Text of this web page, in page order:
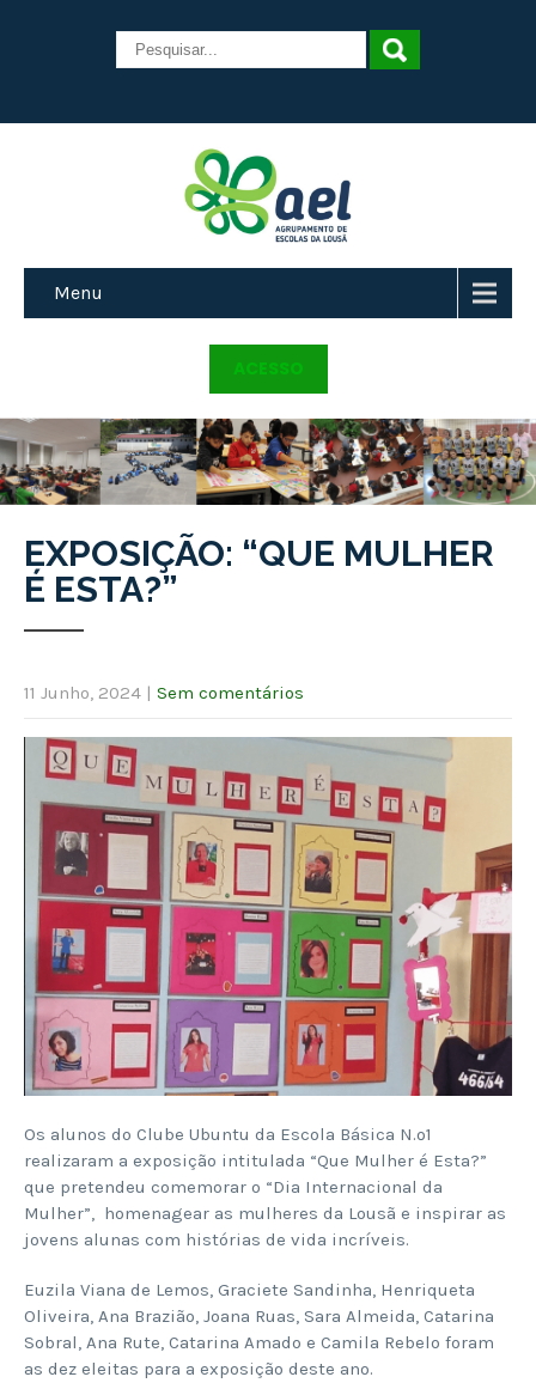
Menu
ACESSO
EXPOSIÇÃO: “QUE MULHER
É ESTA?”
11 Junho, 2024 | Sem comentários
Os alunos do Clube Ubuntu da Escola Básica N.º1
realizaram a exposição intitulada “Que Mulher é Esta?”
que pretendeu comemorar o “Dia Internacional da
Mulher”, homenagear as mulheres da Lousã e inspirar as
jovens alunas com histórias de vida incríveis.
Euzila Viana de Lemos, Graciete Sandinha, Henriqueta
Oliveira, Ana Brazião, Joana Ruas, Sara Almeida, Catarina
Sobral, Ana Rute, Catarina Amado e Camila Rebelo foram
as dez eleitas para a exposição deste ano.